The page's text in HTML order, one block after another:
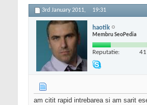
3rd January 2011, 19:31
haotik
Membru SeoPedia
Reputatie: 41
am citit rapid intrebarea si am sarit